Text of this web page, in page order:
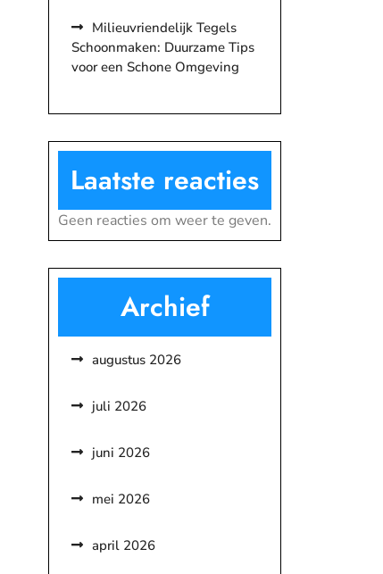
Milieuvriendelijk Tegels
Schoonmaken: Duurzame Tips
voor een Schone Omgeving
Laatste reacties
Geen reacties om weer te geven.
Archief
augustus 2026
juli 2026
juni 2026
mei 2026
april 2026